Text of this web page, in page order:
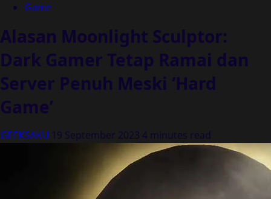
Game
Alasan Moonlight Sculptor:
Dark Gamer Tetap Ramai dan
Server Penuh Meski ‘Hard
Game’
GEEKSAKU 19 September 2023 4 minutes read